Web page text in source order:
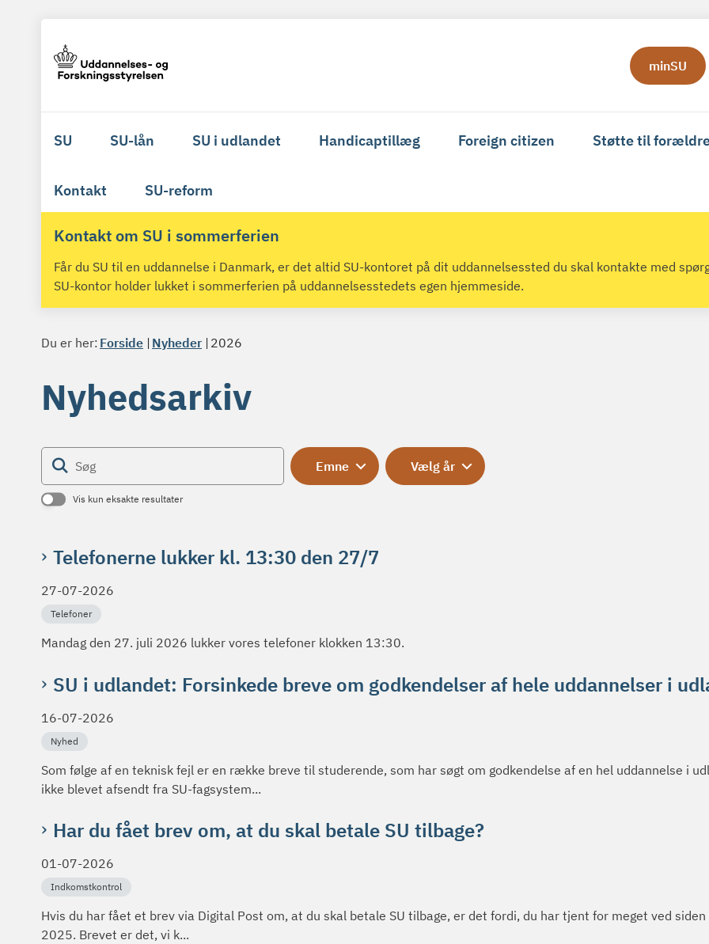
minSU
SU SU-lån SU i udlandet Handicaptillæg Foreign citizen Støtte til
Kontakt SU-reform
Kontakt om SU i sommerferien
Får du SU til en uddannelse i Danmark, er det altid SU-kontoret på dit uddannelsessted du skal kontakte med
SU-kontor holder lukket i sommerferien på uddannelsesstedets egen hjemmeside.
Du er her: Forside Nyheder 2026
Nyhedsarkiv
Søg
Vis kun eksakte resultater
Emne Vælg år
Telefonerne lukker kl. 13:30 den 27/7
27-07-2026
Telefoner
Mandag den 27. juli 2026 lukker vores telefoner klokken 13:30.
SU i udlandet: Forsinkede breve om godkendelser af hele uddannelser i
16-07-2026
Nyhed
Som følge af en teknisk fejl er en række breve til studerende, som har søgt om godkendelse af en hel uddannelse i
ikke blevet afsendt fra SU-fagsystem...
Har du fået brev om, at du skal betale SU tilbage?
01-07-2026
Indkomstkontrol
Hvis du har fået et brev via Digital Post om, at du skal betale SU tilbage, er det fordi, du har tjent for meget ved siden
2025. Brevet er det, vi k...